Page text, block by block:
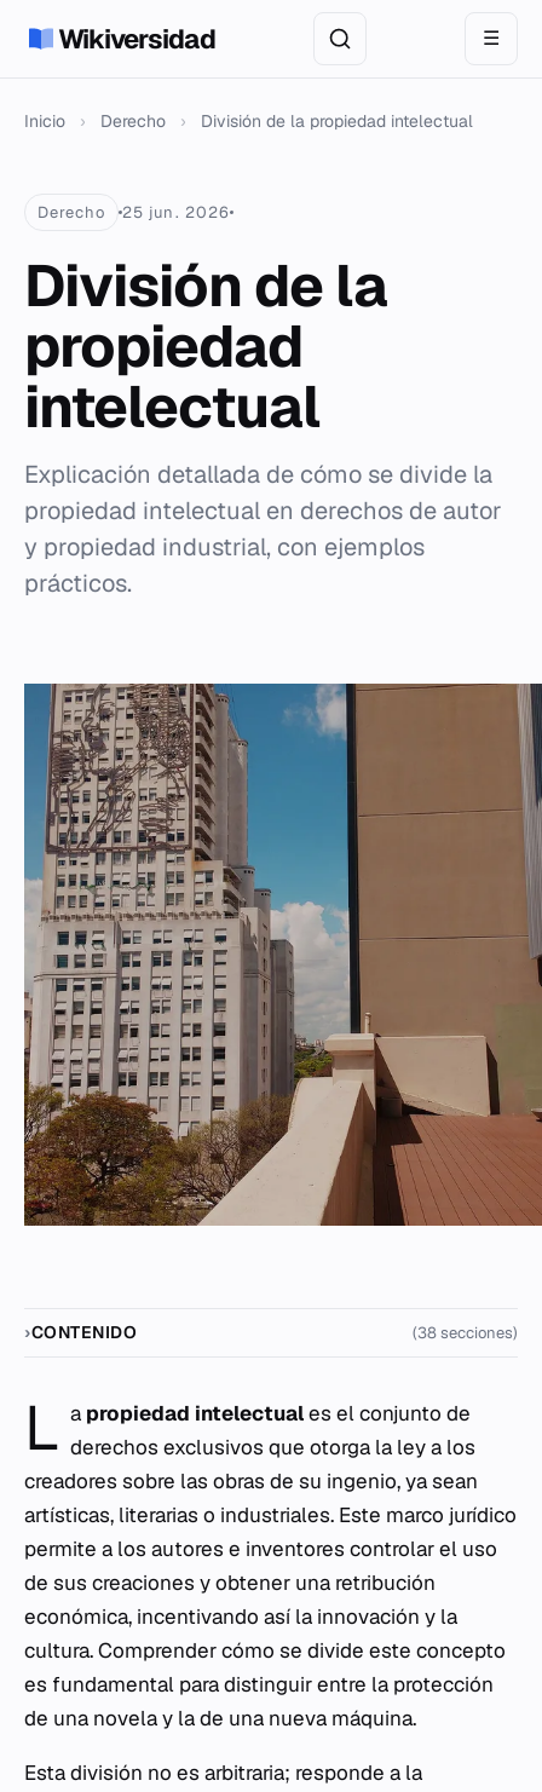
Wikiversidad ☰
Inicio › Derecho › División de la propiedad intelectual
Derecho 25 jun. 2026
División de la
propiedad
intelectual
Explicación detallada de cómo se divide la
propiedad intelectual en derechos de autor
y propiedad industrial, con ejemplos
prácticos.
CONTENIDO (38 secciones)
L a propiedad intelectuales el conjunto de
derechos exclusivos que otorga la ley a los
creadores sobre las obras de su ingenio, ya sean
artísticas, literarias o industriales. Este marco jurídico
permite a los autores e inventores controlar el uso
de sus creaciones y obtener una retribución
económica, incentivando así la innovación y la
cultura. Comprender cómo se divide este concepto
es fundamental para distinguir entre la protección
de una novela y la de una nueva máquina.
Esta división no es arbitraria; responde a la